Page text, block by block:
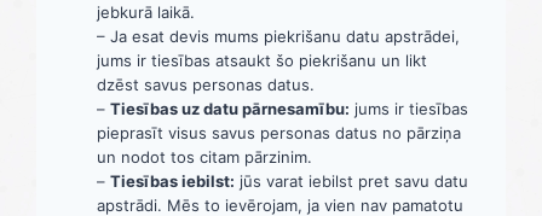
jebkurā laikā.
– Ja esat devis mums piekrišanu datu apstrādei,
jums ir tiesības atsaukt šo piekrišanu un likt
dzēst savus personas datus.
– Tiesības uz datu pārnesamību: jums ir tiesības
pieprasīt visus savus personas datus no pārziņa
un nodot tos citam pārzinim.
– Tiesības iebilst: jūs varat iebilst pret savu datu
apstrādi. Mēs to ievērojam, ja vien nav pamatotu